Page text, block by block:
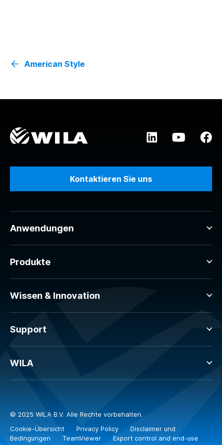
American Style
Kontaktieren Sie uns
Anwendungen
Produkte
Wissen & Innovation
Support
WILA
© 2025 WILA B.V. Alle Rechte vorbehalten.
Cookie-Übersicht
Privacy Policy
Disclaimer und
Bedingungen
TeamViewer
Export control and end-use